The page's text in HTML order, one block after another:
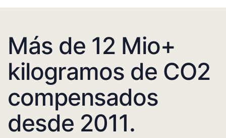
Más de 12 Mio+
kilogramos de CO2
compensados
desde 2011.